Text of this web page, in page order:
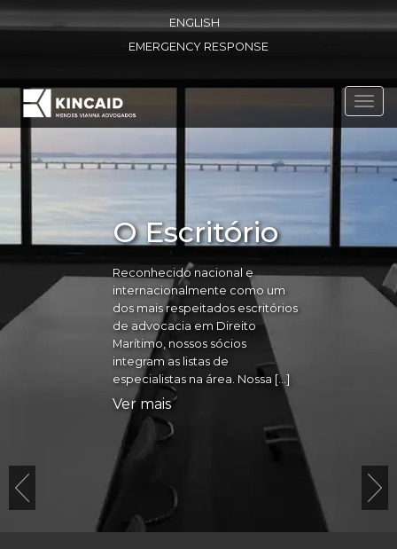
ENGLISH
EMERGENCY RESPONSE
O Escritório
Reconhecido nacional e
internacionalmente como um
dos mais respeitados escritórios
de advocacia em Direito
Marítimo, nossos sócios
integram as listas de
especialistas na área. Nossa […]
Ver mais